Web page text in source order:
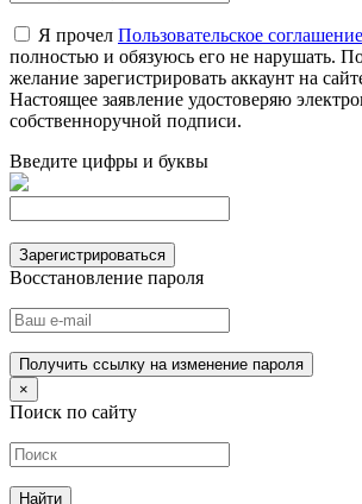
Я прочел Пользовательское соглашение
полностью и обязуюсь его не нарушать.
желание зарегистрировать аккаунт на
Настоящее заявление удостоверяю
собственноручной подписи.
Введите цифры и буквы
Зарегистрироваться
Восстановление пароля
Получить ссылку на изменение пароля
×
Поиск по сайту